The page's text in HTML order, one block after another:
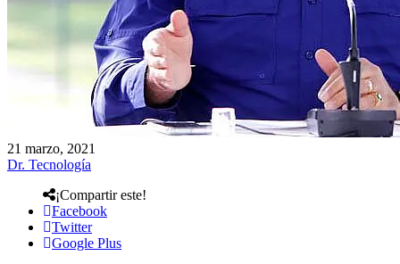
21 marzo, 2021
Dr. Tecnología
¡Compartir este!
Facebook
Twitter
Google Plus